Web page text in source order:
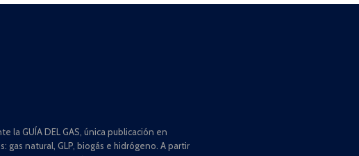
la GUÍA DEL GAS, única publicación en
gas natural, GLP, biogás e hidrógeno. A partir